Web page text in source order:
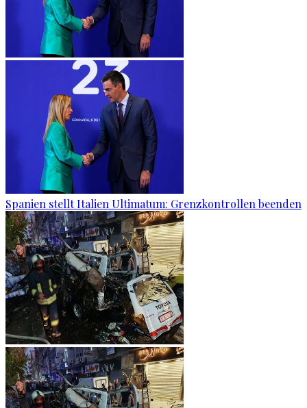
Spanien stellt Italien Ultimatum: Grenzkontrollen beenden